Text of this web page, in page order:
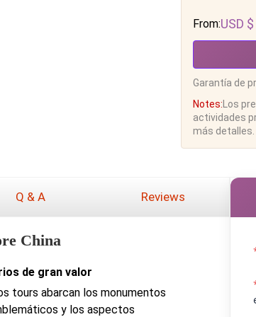
From:USD $
Garantía de
Notes: Los
actividades
más detalles.
Q & A Reviews
China
de gran valor
tours abarcan los monumentos
y los aspectos